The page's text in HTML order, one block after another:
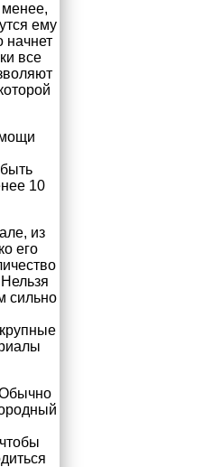
менее,
ему
начнет
все
10
из
его
сильно
Обычно